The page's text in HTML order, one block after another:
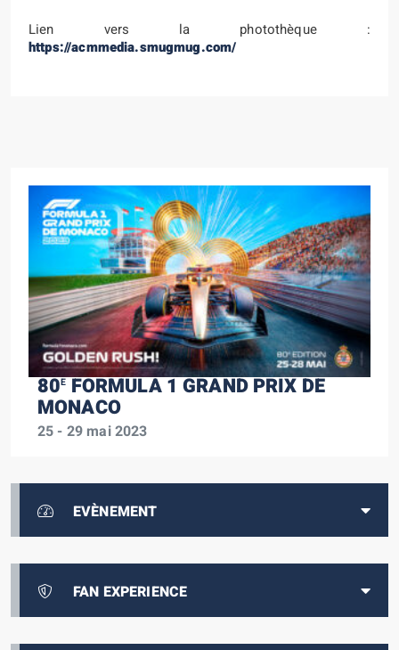
80EFORMULA 1 GRAND PRIX DE
MONACO
25 - 29 mai 2023
EVÈNEMENT
FAN EXPERIENCE
Lien vers la photothèque :
https://acmmedia.smugmug.com/